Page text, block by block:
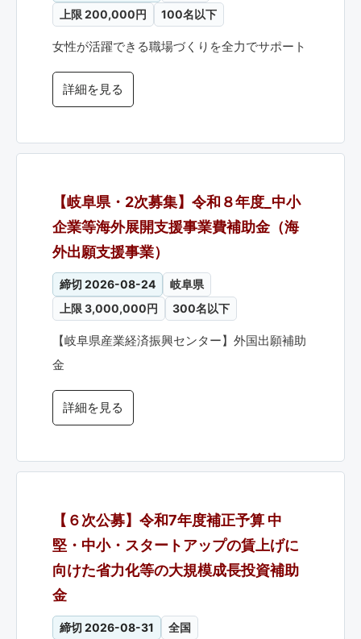
上限 200,000円
100名以下
女性が活躍できる職場づくりを全力でサポート
詳細を見る
【岐阜県・2次募集】令和８年度_中小
企業等海外展開支援事業費補助金（海
外出願支援事業）
締切 2026-08-24
岐阜県
上限 3,000,000円
300名以下
【岐阜県産業経済振興センター】外国出願補助
金
詳細を見る
【６次公募】令和7年度補正予算 中
堅・中小・スタートアップの賃上げに
向けた省力化等の大規模成長投資補助
金
締切 2026-08-31 全国